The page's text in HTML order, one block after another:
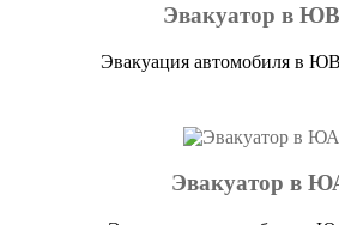
Эвакуатор в
Эвакуация автомобиля в
Эвакуатор в